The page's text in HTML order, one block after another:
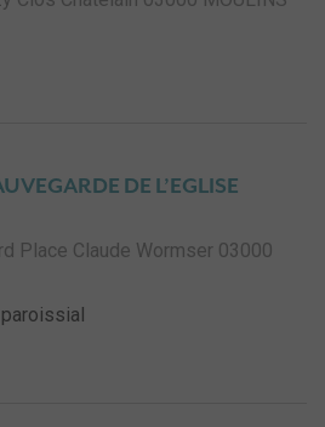
DE L’EGLISE
Place Claude Wormser 03000